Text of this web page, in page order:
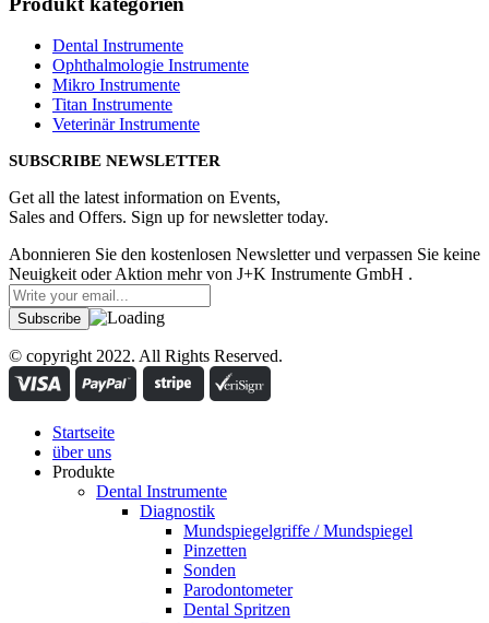
Dental Instrumente
Ophthalmologie Instrumente
Mikro Instrumente
Titan Instrumente
Veterinär Instrumente
SUBSCRIBE NEWSLETTER
Get all the latest information on Events,
Sales and Offers. Sign up for newsletter today.
Abonnieren Sie den kostenlosen Newsletter und verpassen Sie keine
Neuigkeit oder Aktion mehr von J+K Instrumente GmbH .
© copyright 2022. All Rights Reserved.
Startseite
über uns
Produkte
Dental Instrumente
Diagnostik
Mundspiegelgriffe / Mundspiegel
Pinzetten
Sonden
Parodontometer
Dental Spritzen